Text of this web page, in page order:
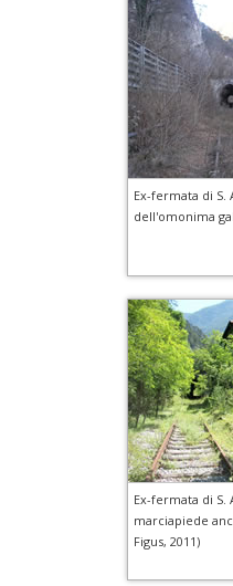
Ex-fermata di S.
dell'omonima
Ex-fermata di S.
marciapiede
Figus, 2011)